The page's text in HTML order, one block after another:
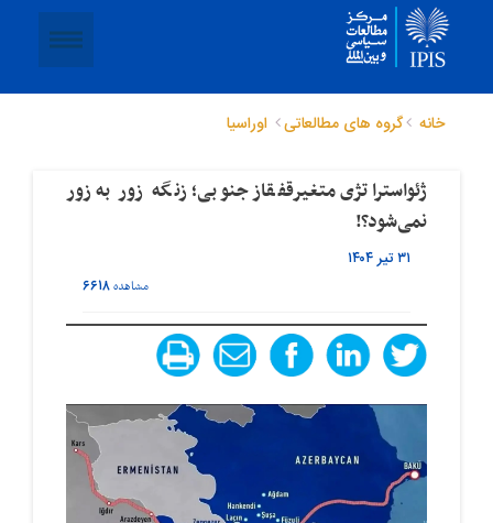
خانه گروه های مطالعاتی اوراسیا
ژئواستراتژی متغیرقفقاز جنوبی؛ زنگه‌ زور به زور
نمی‌شود؟!
۳۱ تیر ۱۴۰۴
مشاهده۶۶۱۸